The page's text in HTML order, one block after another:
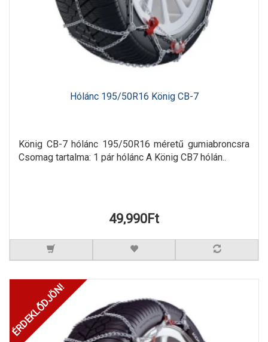
Hólánc 195/50R16 König CB-7
König CB-7 hólánc 195/50R16 méretű gumiabroncsra
Csomag tartalma: 1 pár hólánc A König CB7 hólán..
49,990Ft
ÉRDEKLŐDJÖN!